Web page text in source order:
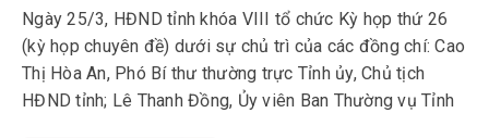
Ngày Giải phóng Phú Yên
(1/4/1975-1/4/2025) và 50
năm giải phóng miền Nam,
thống nhất đất nước
Ngày 25/3, HĐND tỉnh khóa VIII tổ chức Kỳ họp thứ 26
(kỳ họp chuyên đề) dưới sự chủ trì của các đồng chí: Cao
Thị Hòa An, Phó Bí thư thường trực Tỉnh ủy, Chủ tịch
HĐND tỉnh; Lê Thanh Đồng, Ủy viên Ban Thường vụ Tỉnh